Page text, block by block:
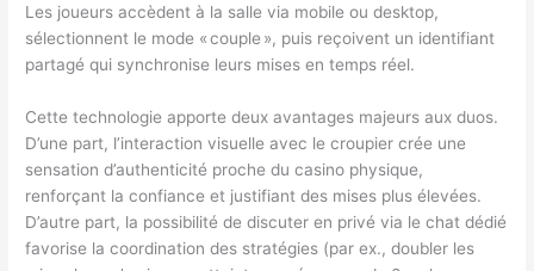
Les joueurs accèdent à la salle via mobile ou desktop,
sélectionnent le mode « couple », puis reçoivent un identifiant
partagé qui synchronise leurs mises en temps réel.
Cette technologie apporte deux avantages majeurs aux duos.
D’une part, l’interaction visuelle avec le croupier crée une
sensation d’authenticité proche du casino physique,
renforçant la confiance et justifiant des mises plus élevées.
D’autre part, la possibilité de discuter en privé via le chat dédié
favorise la coordination des stratégies (par ex., doubler les